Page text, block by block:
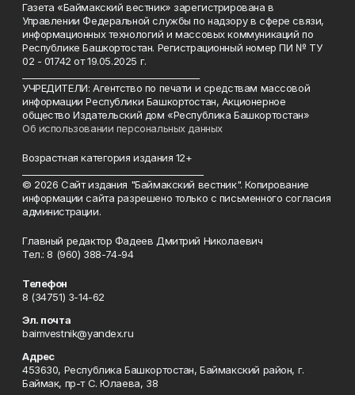
Газета «Баймакский вестник» зарегистрирована в
Управлении Федеральной службы по надзору в сфере связи,
информационных технологий и массовых коммуникаций по
Республике Башкортостан. Регистрационный номер ПИ № ТУ
02 - 01742 от 19.05.2025 г.
УЧРЕДИТЕЛИ: Агентство по печати и средствам массовой
информации Республики Башкортостан, Акционерное
общество Издательский дом «Республика Башкортостан»
Об использовании персональных данных
Возрастная категория издания 12+
© 2026 Сайт издания "Баймакский вестник". Копирование
информации сайта разрешено только с письменного согласия
администрации.
Главный редактор Фадеев Дмитрий Николаевич
Тел.: 8 (960) 388-74-94
Телефон
8 (34751) 3-14-62
Эл. почта
baimvestnik@yandex.ru
Адрес
453630, Республика Башкортостан, Баймакский район, г.
Баймак, пр-т С. Юлаева, 38